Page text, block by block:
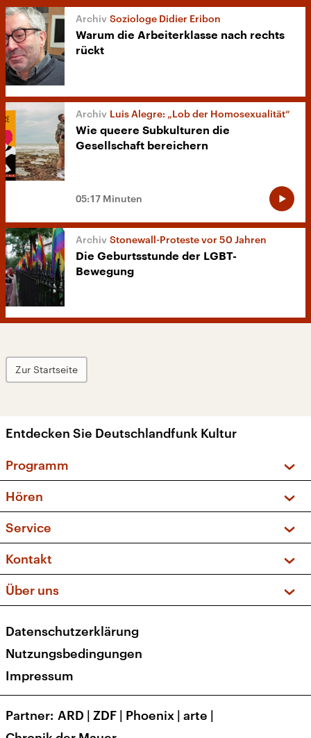
Soziologe Didier Eribon
Warum die Arbeiterklasse nach rechts
rückt
Luis Alegre: „Lob der Homosexualität“
Wie queere Subkulturen die
Gesellschaft bereichern
05:17 Minuten
Stonewall-Proteste vor 50 Jahren
Die Geburtsstunde der LGBT-
Bewegung
Zur Startseite
Entdecken Sie Deutschlandfunk Kultur
Programm
Sendungen und Podcasts
Musikliste
Kakadu – Das Kinderprogramm
Hören
Frequenzen (UKW + DAB+)
Service
FAQ
Apps
Newsletter
Veranstaltungen
Kontakt
Social Media
Über uns
Presse
Karriere
Transparenz
Datenschutzerklärung
Nutzungsbedingungen
Impressum
Partner ARD | ZDF | Phoenix | arte |